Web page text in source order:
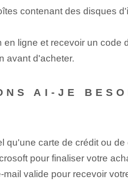
contenant des disques
ligne et recevoir un code
avant d'acheter.
AI-JE
qu'une carte de crédit ou de
pour finaliser votre
valide pour recevoir